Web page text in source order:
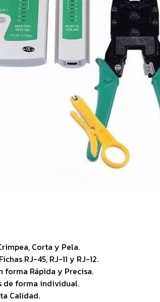
Corta y Pela.
RJ-45, RJ-11 y RJ-12.
forma Rápida y Precisa.
de forma individual.
Calidad.